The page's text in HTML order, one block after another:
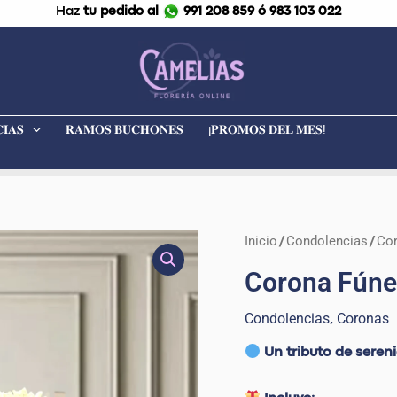
Haz tu pedido al 991 208 859 ó 983 103 022
𝐑𝐀𝐌𝐎𝐒 𝐁𝐔𝐂𝐇𝐎𝐍𝐄𝐒
¡𝐏𝐑𝐎𝐌𝐎𝐒 𝐃𝐄𝐋 𝐌𝐄𝐒!
Inicio / Condolencias /
Corona
Condolencias, Coronas
Un tributo de
Corona
con
azul"